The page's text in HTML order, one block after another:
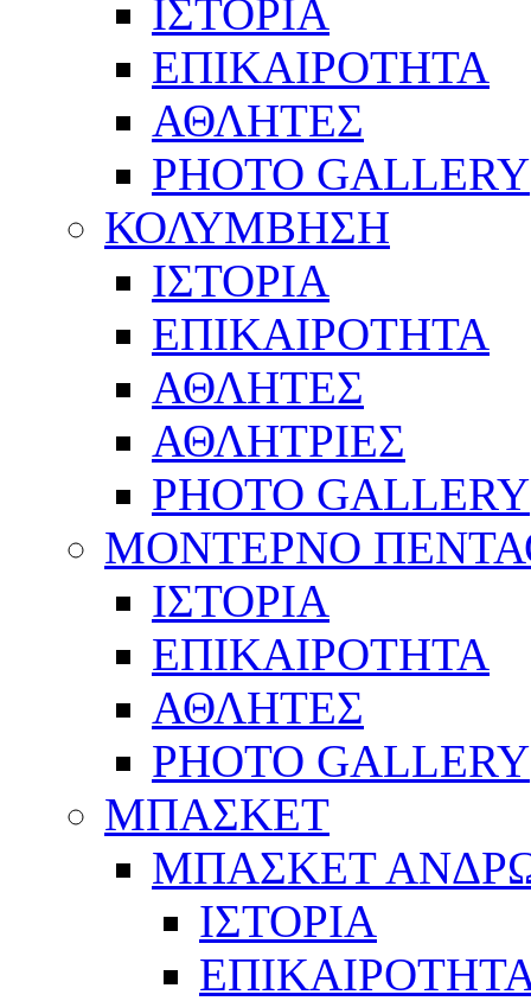
ΙΣΤΟΡΙΑ
ΕΠΙΚΑΙΡΟΤΗΤΑ
ΑΘΛΗΤΕΣ
PHOTO GALLERY
ΚΟΛΥΜΒΗΣΗ
ΙΣΤΟΡΙΑ
ΕΠΙΚΑΙΡΟΤΗΤΑ
ΑΘΛΗΤΕΣ
ΑΘΛΗΤΡΙΕΣ
PHOTO GALLERY
ΜΟΝΤΕΡΝΟ
ΙΣΤΟΡΙΑ
ΕΠΙΚΑΙΡΟΤΗΤΑ
ΑΘΛΗΤΕΣ
PHOTO GALLERY
ΜΠΑΣΚΕΤ
ΜΠΑΣΚΕΤ
ΙΣΤΟΡΙΑ